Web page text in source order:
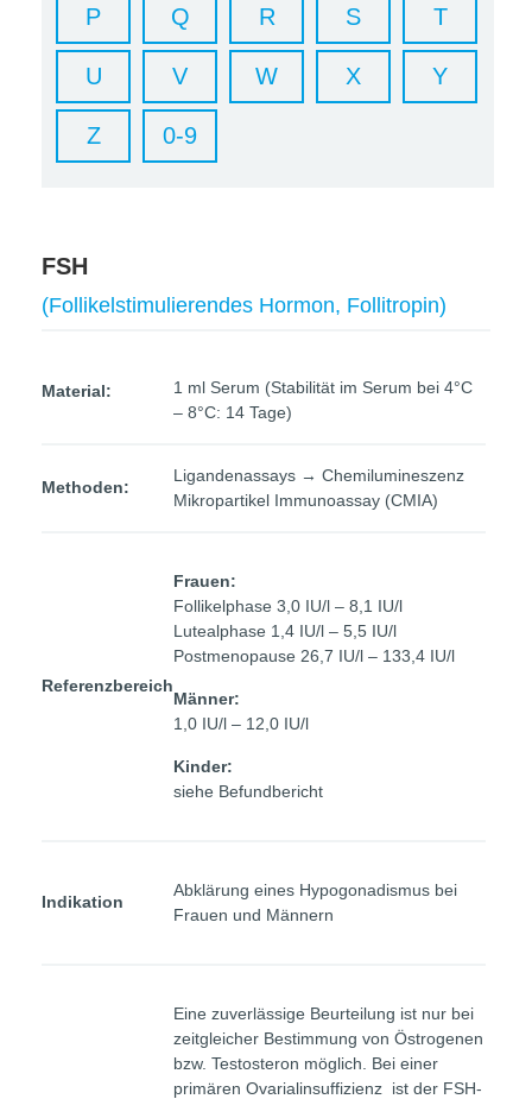
P Q R S T
U V W X Y
Z 0-9
FSH
(Follikelstimulierendes Hormon, Follitropin)
Material:
1 ml Serum (Stabilität im Serum bei 4°C
– 8°C: 14 Tage)
Methoden:
Ligandenassays → Chemilumineszenz
Mikropartikel Immunoassay (CMIA)
Referenzbereich
Frauen:
Follikelphase 3,0 IU/l – 8,1 IU/l
Lutealphase 1,4 IU/l – 5,5 IU/l
Postmenopause 26,7 IU/l – 133,4 IU/l
Männer:
1,0 IU/l – 12,0 IU/l
Kinder:
siehe Befundbericht
Indikation
Abklärung eines Hypogonadismus bei
Frauen und Männern
Eine zuverlässige Beurteilung ist nur bei
zeitgleicher Bestimmung von Östrogenen
bzw. Testosteron möglich. Bei einer
primären Ovarialinsuffizienz ist der FSH-